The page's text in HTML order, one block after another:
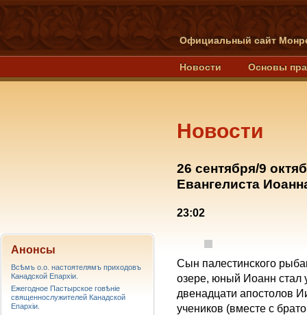
Официальный сайт
Новости Основы
Новости
26 сентября/9
Евангелиста
23:02
Сын палестинского
озере, юный Иоанн стал
двенадцати апостолов
учеников (вместе с
Анонсы
Всѣмъ о.о. настоятелямъ приходовъ
Канадской Епархiи.
Ежегодное Пастырское говѣніе
священнослужителей Канадской
Епархіи.